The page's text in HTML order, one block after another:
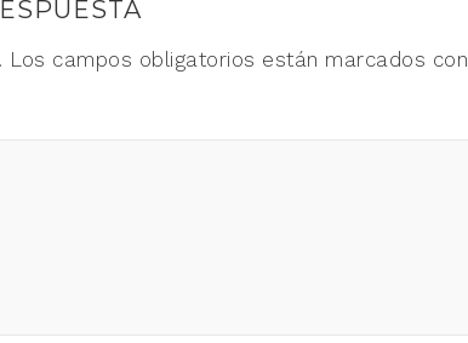
Los campos obligatorios están marcados con